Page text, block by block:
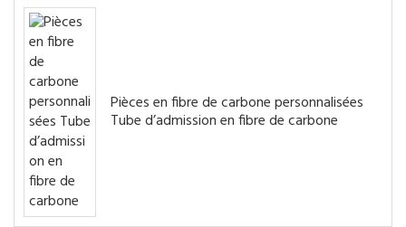
Pièces en fibre de carbone personnalisées
Tube d’admission en fibre de carbone